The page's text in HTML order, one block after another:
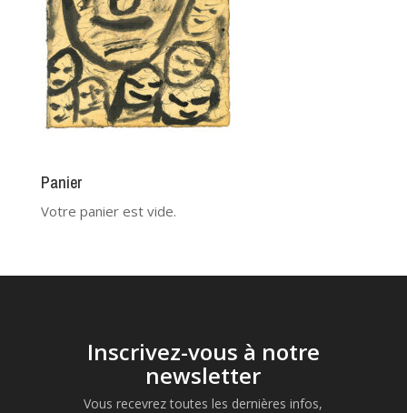
Panier
Votre panier est vide.
Inscrivez-vous à notre
newsletter
Vous recevrez toutes les dernières infos,